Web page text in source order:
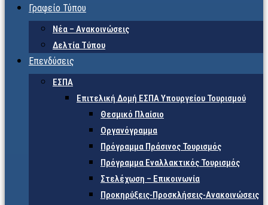
Γραφείο Τύπου
Νέα – Ανακοινώσεις
Δελτία Τύπου
Επενδύσεις
ΕΣΠΑ
Επιτελική Δομή ΕΣΠΑ Υπουργείου Τουρισμού
Θεσμικό Πλαίσιο
Οργανόγραμμα
Πρόγραμμα Πράσινος Τουρισμός
Πρόγραμμα Εναλλακτικός Τουρισμός
Στελέχωση – Επικοινωνία
Προκηρύξεις-Προσκλήσεις-Ανακοινώσεις